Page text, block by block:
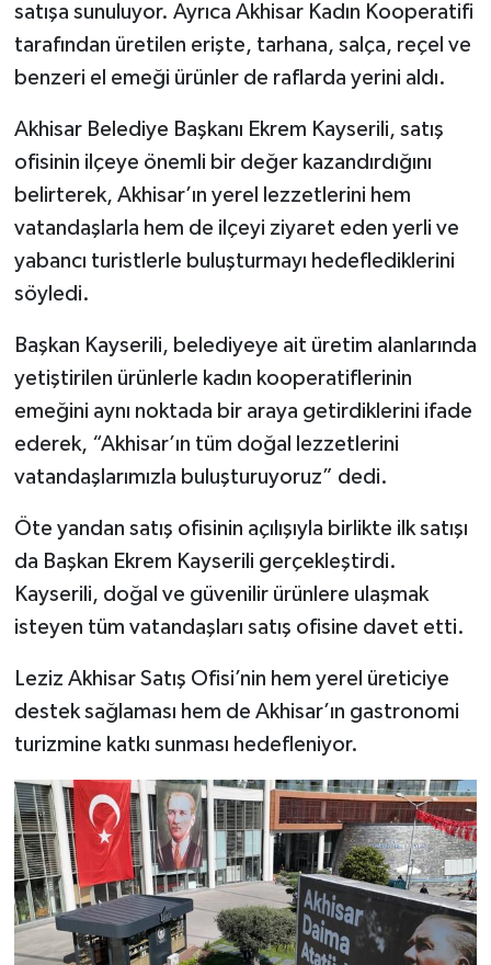
satışa sunuluyor. Ayrıca Akhisar Kadın Kooperatifi
tarafından üretilen erişte, tarhana, salça, reçel ve
benzeri el emeği ürünler de raflarda yerini aldı.
Akhisar Belediye Başkanı Ekrem Kayserili, satış
ofisinin ilçeye önemli bir değer kazandırdığını
belirterek, Akhisar’ın yerel lezzetlerini hem
vatandaşlarla hem de ilçeyi ziyaret eden yerli ve
yabancı turistlerle buluşturmayı hedeflediklerini
söyledi.
Başkan Kayserili, belediyeye ait üretim alanlarında
yetiştirilen ürünlerle kadın kooperatiflerinin
emeğini aynı noktada bir araya getirdiklerini ifade
ederek, “Akhisar’ın tüm doğal lezzetlerini
vatandaşlarımızla buluşturuyoruz” dedi.
Öte yandan satış ofisinin açılışıyla birlikte ilk satışı
da Başkan Ekrem Kayserili gerçekleştirdi.
Kayserili, doğal ve güvenilir ürünlere ulaşmak
isteyen tüm vatandaşları satış ofisine davet etti.
Leziz Akhisar Satış Ofisi’nin hem yerel üreticiye
destek sağlaması hem de Akhisar’ın gastronomi
turizmine katkı sunması hedefleniyor.